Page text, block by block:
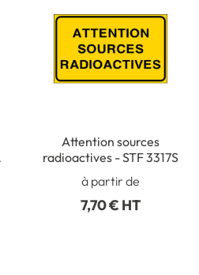
Attention sources
radioactives - STF 3317S
à partir de
7,70 € HT